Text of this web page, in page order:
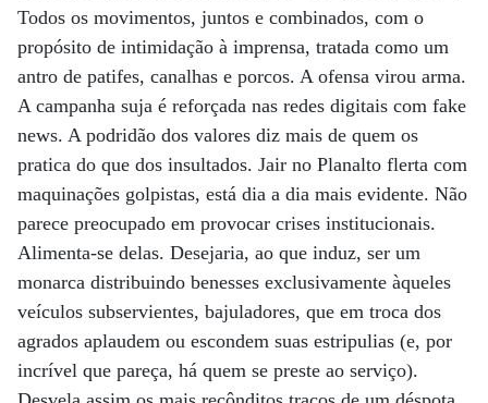
Todos os movimentos, juntos e combinados, com o
propósito de intimidação à imprensa, tratada como um
antro de patifes, canalhas e porcos. A ofensa virou arma.
A campanha suja é reforçada nas redes digitais com fake
news. A podridão dos valores diz mais de quem os
pratica do que dos insultados. Jair no Planalto flerta com
maquinações golpistas, está dia a dia mais evidente. Não
parece preocupado em provocar crises institucionais.
Alimenta-se delas. Desejaria, ao que induz, ser um
monarca distribuindo benesses exclusivamente àqueles
veículos subservientes, bajuladores, que em troca dos
agrados aplaudem ou escondem suas estripulias (e, por
incrível que pareça, há quem se preste ao serviço).